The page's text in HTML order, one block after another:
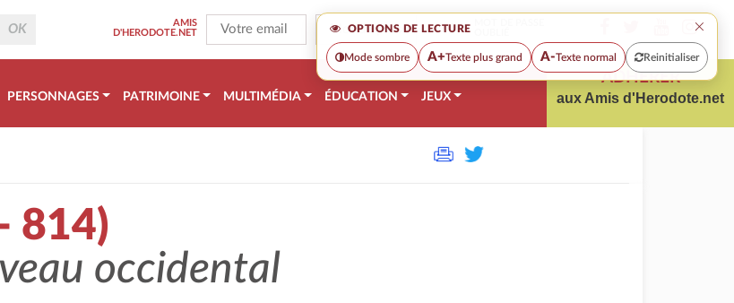
OPTIONS DE LECTURE ×
Mode sombre A+Texte plus grand A-Texte normal Reinitialiser
AMIS
D'HERODOTE.NET
PERSONNAGES PATRIMOINE MULTIMÉDIA ÉDUCATION JEUX
ADHÉRER
aux Amis d'Herodote.net
814)
occidental